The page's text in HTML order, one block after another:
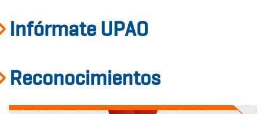
Infórmate UPAO
Reconocimientos